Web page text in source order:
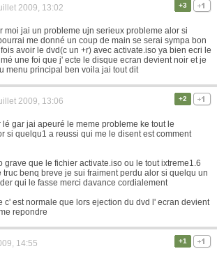
2009, 13:02 +3
moi jai un probleme ujn serieux probleme alor si
me donné un coup de main se serai sympa bon
avoir le dvd(c un +r) avec activate.iso ya bien ecri le
une foi que j' ecte le disque ecran devient noir et je
menu principal ben voila jai tout dit
2009, 13:06 +2
lé gar jai apeuré le meme probleme ke tout le
si quelqu1 a reussi qui me le disent est comment
grave que le fichier activate.iso ou le tout ixtreme1.6
truc benq breve je sui fraiment perdu alor si quelqu un
qui le fasse merci davance cordialement
c' est normale que lors ejection du dvd l' ecran devient
repondre
14:55 +1